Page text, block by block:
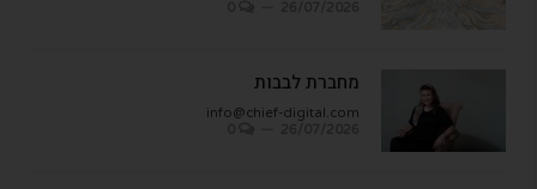
מחברת לבבות
info@chief-digital.com